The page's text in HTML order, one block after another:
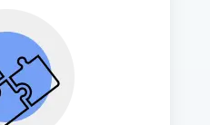
सुरक्षा और
करने के लिए अनुकूलित
विशेषज्ञतापूर्वक